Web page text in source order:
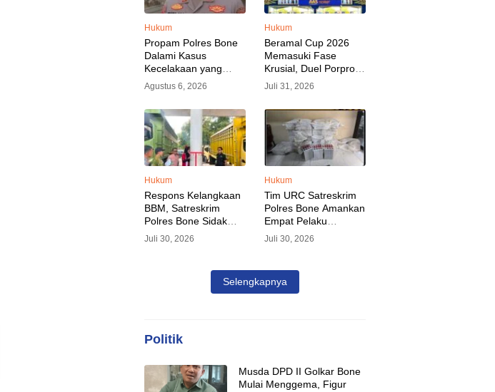
Hukum
Propam Polres Bone
Dalami Kasus
Kecelakaan yang
Libatkan Oknum
Polisi, Pelaku Sudah
Diamankan
Agustus 6, 2026
Hukum
Beramal Cup 2026
Memasuki Fase
Krusial, Duel Porprov
Bone vs Trikora Wajo
Jadi Sorotan Malam
Ini
Juli 31, 2026
Hukum
Respons Kelangkaan
BBM, Satreskrim
Polres Bone Sidak
SPBU dan Pangkalan
LPG, AKP Alvin Aji
SPBU Agar Distribusi
BBM Tepat Sasaran
Juli 30, 2026
Hukum
Tim URC Satreskrim
Polres Bone Amankan
Empat Pelaku
Pencurian Aset PLN,
Kerugian Ditaksir
Juli 30, 2026
Selengkapnya
Politik
Musda DPD II Golkar Bone
Mulai Menggema, Figur